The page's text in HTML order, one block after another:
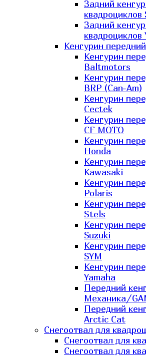
Задний
квадроциклов
Задний
квадроциклов
Кенгурин
Кенгурин
Baltmotors
Кенгурин
BRP (Can-Am)
Кенгурин
Cectek
Кенгурин
CF MOTO
Кенгурин
Honda
Кенгурин
Kawasaki
Кенгурин
Polaris
Кенгурин
Stels
Кенгурин
Suzuki
Кенгурин
SYM
Кенгурин
Yamaha
Передний
Механика/
Передний
Arctic Cat
Снегоотвал для
Снегоотвал для
Снегоотвал для